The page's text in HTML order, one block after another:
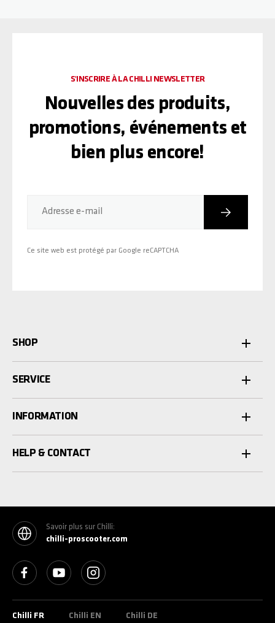
Adresse e-mail Inscription
Ce site web est protégé par Google reCAPTCHA
S'INSCRIRE À LA CHILLI NEWSLETTER
Nouvelles des produits,
promotions, événements et
bien plus encore!
SHOP
SERVICE
INFORMATION
HELP & CONTACT
Savoir plus sur Chilli:
chilli-proscooter.com
See our FacebookSee our YouTube channel
See our Instagram
Chilli FR Chilli EN Chilli DE